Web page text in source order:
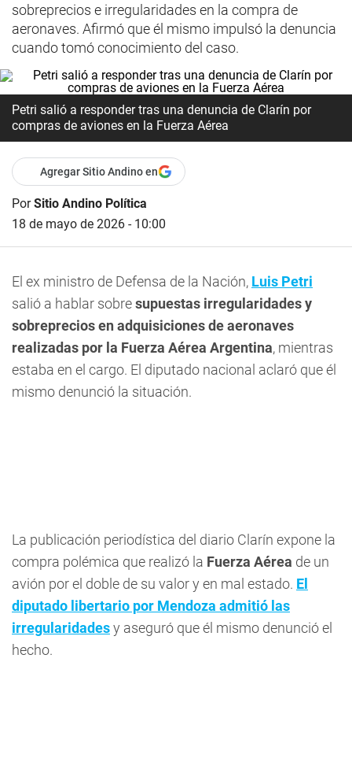
sobreprecios e irregularidades en la compra de
aeronaves. Afirmó que él mismo impulsó la denuncia
cuando tomó conocimiento del caso.
Petri salió a responder tras una denuncia de Clarín por
compras de aviones en la Fuerza Aérea
Agregar Sitio Andino en
PorSitio Andino Política
18 de mayo de 2026 - 10:00
El ex ministro de Defensa de la Nación, Luis Petri
salió a hablar sobresupuestas irregularidades y
sobreprecios en adquisiciones de aeronaves
realizadas por la Fuerza Aérea Argentina, mientras
estaba en el cargo. El diputado nacional aclaró que él
mismo denunció la situación.
La publicación periodística del diario Clarín expone la
compra polémica que realizó la Fuerza Aérea de un
avión por el doble de su valor y en mal estado. El
diputado libertario por Mendoza admitió las
irregularidadesy aseguró que él mismo denunció el
hecho.